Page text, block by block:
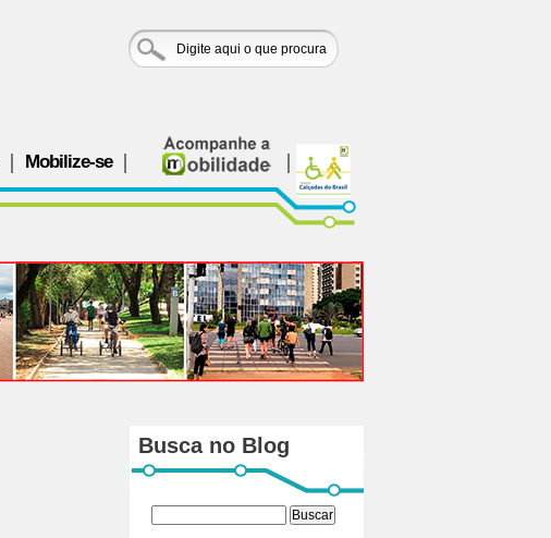
Mobilize-se
Busca no Blog